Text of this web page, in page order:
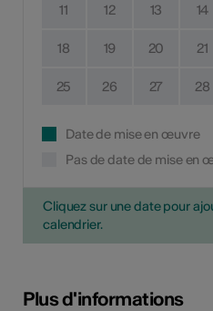
11 12 13 14
18 19 20 21
25 26 27 28
Date de mise en œuvre
Pas de date de mise en
Cliquez sur une date pour
calendrier.
Plus d'informations